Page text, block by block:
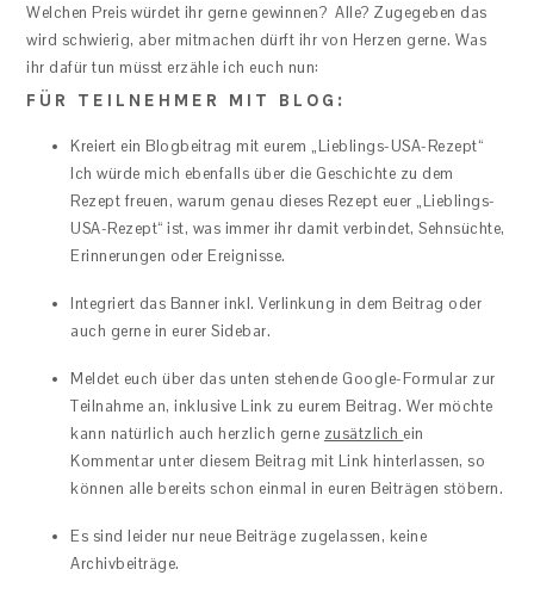
Welchen Preis würdet ihr gerne gewinnen? Alle? Zugegeben das
wird schwierig, aber mitmachen dürft ihr von Herzen gerne. Was
ihr dafür tun müsst erzähle ich euch nun:
FÜR TEILNEHMER MIT BLOG:
Kreiert ein Blogbeitrag mit eurem „Lieblings-USA-Rezept“
Ich würde mich ebenfalls über die Geschichte zu dem
Rezept freuen, warum genau dieses Rezept euer „Lieblings-
USA-Rezept“ ist, was immer ihr damit verbindet, Sehnsüchte,
Erinnerungen oder Ereignisse.
Integriert das Banner inkl. Verlinkung in dem Beitrag oder
auch gerne in eurer Sidebar.
Meldet euch über das unten stehende Google-Formular zur
Teilnahme an, inklusive Link zu eurem Beitrag. Wer möchte
kann natürlich auch herzlich gerne zusätzlich ein
Kommentar unter diesem Beitrag mit Link hinterlassen, so
können alle bereits schon einmal in euren Beiträgen stöbern.
Es sind leider nur neue Beiträge zugelassen, keine
Archivbeiträge.